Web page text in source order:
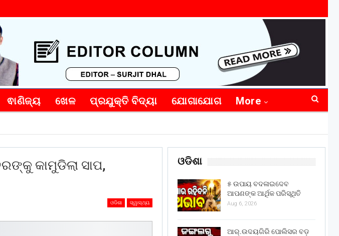
ଵାଣିଜ୍ୟ ଖେଳ ପ୍ରଯୁକ୍ତି ବିଦ୍ୟା ଯୋଗାଯୋଗ More
କାମୁଡିଲା ସାପ,
ଓଡିଶା ସ୍ୱାସ୍ଥ୍ୟ
ଓଡିଶା
୫ ଉପାୟ ବଦଳାଇଦେବ
ଆପଣଙ୍କ ଆର୍ଥିକ ପରିସ୍ଥିତି
Aug 6, 2026
ଆର୍.ଉଦୟଗିରି ପୋଲିସର ବଡ଼